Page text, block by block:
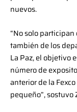
nuevos.
“No solo
también de los
La Paz, el objetivo
número de
anterior de la
pequeño”, sostuvo